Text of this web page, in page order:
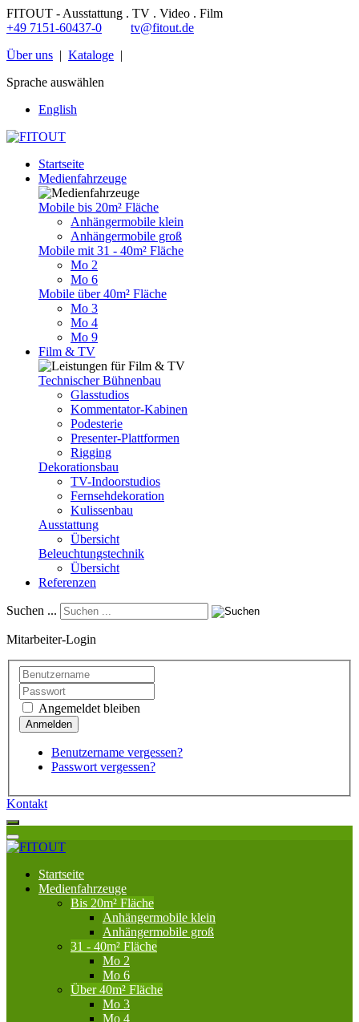
FITOUT - Ausstattung . TV . Video . Film
+49 7151-60437-0
tv@fitout.de
Über uns | Kataloge |
Sprache auswählen
English
Startseite
Medienfahrzeuge
Mobile bis 20m² Fläche
Anhängermobile klein
Anhängermobile groß
Mobile mit 31 - 40m² Fläche
Mo 2
Mo 6
Mobile über 40m² Fläche
Mo 3
Mo 4
Mo 9
Film & TV
Technischer Bühnenbau
Glasstudios
Kommentator-Kabinen
Podesterie
Presenter-Plattformen
Rigging
Dekorationsbau
TV-Indoorstudios
Fernsehdekoration
Kulissenbau
Ausstattung
Übersicht
Beleuchtungstechnik
Übersicht
Referenzen
Suchen ...
Mitarbeiter-Login
Angemeldet bleiben
Benutzername vergessen?
Passwort vergessen?
Kontakt
Startseite
Medienfahrzeuge
Bis 20m² Fläche
Anhängermobile klein
Anhängermobile groß
31 - 40m² Fläche
Mo 2
Mo 6
Über 40m² Fläche
Mo 3
Mo 4